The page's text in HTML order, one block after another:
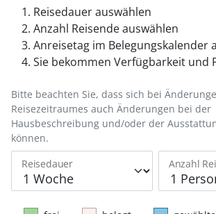
Reisedauer auswählen
Anzahl Reisende auswählen
Anreisetag im Belegungskalender
Sie bekommen Verfügbarkeit und
Reisedauer Anzahl
Bitte beachten Sie, dass sich bei
Reisezeitraumes auch Änderungen bei der
Hausbeschreibung und/oder der
können.